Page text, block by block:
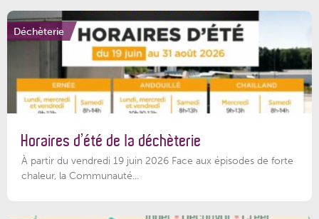
Déchèterie
Horaires d’été de la déchèterie
À partir du vendredi 19 juin 2026 Face aux épisodes de forte
chaleur, la Communauté...